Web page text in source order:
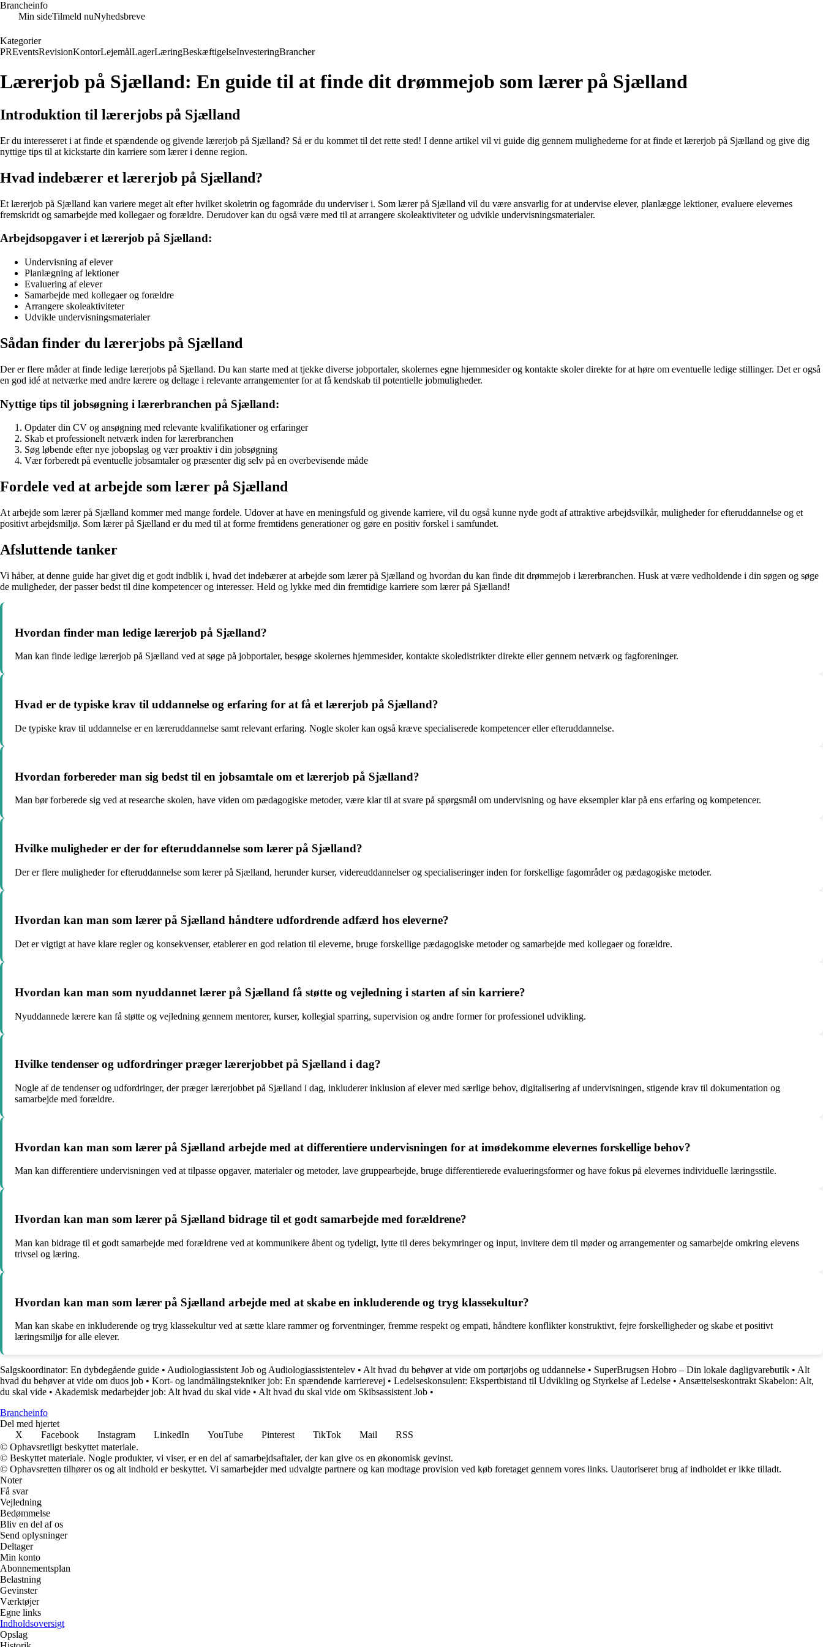
Brancheinfo
Min sideTilmeld nuNyhedsbreve
Kategorier
PREventsRevisionKontorLejemålLagerLæringBeskæftigelseInvesteringBrancher
Lærerjob på Sjælland: En guide til at finde dit drømmejob som lærer på Sjælland
Introduktion til lærerjobs på Sjælland
Er du interesseret i at finde et spændende og givende lærerjob på Sjælland? Så er du kommet til det rette sted! I denne artikel vil vi guide dig gennem mulighederne for at finde et lærerjob på Sjælland og give dig
nyttige tips til at kickstarte din karriere som lærer i denne region.
Hvad indebærer et lærerjob på Sjælland?
Et lærerjob på Sjælland kan variere meget alt efter hvilket skoletrin og fagområde du underviser i. Som lærer på Sjælland vil du være ansvarlig for at undervise elever, planlægge lektioner, evaluere elevernes
fremskridt og samarbejde med kollegaer og forældre. Derudover kan du også være med til at arrangere skoleaktiviteter og udvikle undervisningsmaterialer.
Arbejdsopgaver i et lærerjob på Sjælland:
Undervisning af elever
Planlægning af lektioner
Evaluering af elever
Samarbejde med kollegaer og forældre
Arrangere skoleaktiviteter
Udvikle undervisningsmaterialer
Sådan finder du lærerjobs på Sjælland
Der er flere måder at finde ledige lærerjobs på Sjælland. Du kan starte med at tjekke diverse jobportaler, skolernes egne hjemmesider og kontakte skoler direkte for at høre om eventuelle ledige stillinger. Det er også
en god idé at netværke med andre lærere og deltage i relevante arrangementer for at få kendskab til potentielle jobmuligheder.
Nyttige tips til jobsøgning i lærerbranchen på Sjælland:
Opdater din CV og ansøgning med relevante kvalifikationer og erfaringer
Skab et professionelt netværk inden for lærerbranchen
Søg løbende efter nye jobopslag og vær proaktiv i din jobsøgning
Vær forberedt på eventuelle jobsamtaler og præsenter dig selv på en overbevisende måde
Fordele ved at arbejde som lærer på Sjælland
At arbejde som lærer på Sjælland kommer med mange fordele. Udover at have en meningsfuld og givende karriere, vil du også kunne nyde godt af attraktive arbejdsvilkår, muligheder for efteruddannelse og et
positivt arbejdsmiljø. Som lærer på Sjælland er du med til at forme fremtidens generationer og gøre en positiv forskel i samfundet.
Afsluttende tanker
Vi håber, at denne guide har givet dig et godt indblik i, hvad det indebærer at arbejde som lærer på Sjælland og hvordan du kan finde dit drømmejob i lærerbranchen. Husk at være vedholdende i din søgen og søge
de muligheder, der passer bedst til dine kompetencer og interesser. Held og lykke med din fremtidige karriere som lærer på Sjælland!
Hvordan finder man ledige lærerjob på Sjælland?
Man kan finde ledige lærerjob på Sjælland ved at søge på jobportaler, besøge skolernes hjemmesider, kontakte skoledistrikter direkte eller gennem netværk og fagforeninger.
Hvad er de typiske krav til uddannelse og erfaring for at få et lærerjob på Sjælland?
De typiske krav til uddannelse er en læreruddannelse samt relevant erfaring. Nogle skoler kan også kræve specialiserede kompetencer eller efteruddannelse.
Hvordan forbereder man sig bedst til en jobsamtale om et lærerjob på Sjælland?
Man bør forberede sig ved at researche skolen, have viden om pædagogiske metoder, være klar til at svare på spørgsmål om undervisning og have eksempler klar på ens erfaring og kompetencer.
Hvilke muligheder er der for efteruddannelse som lærer på Sjælland?
Der er flere muligheder for efteruddannelse som lærer på Sjælland, herunder kurser, videreuddannelser og specialiseringer inden for forskellige fagområder og pædagogiske metoder.
Hvordan kan man som lærer på Sjælland håndtere udfordrende adfærd hos eleverne?
Det er vigtigt at have klare regler og konsekvenser, etablerer en god relation til eleverne, bruge forskellige pædagogiske metoder og samarbejde med kollegaer og forældre.
Hvordan kan man som nyuddannet lærer på Sjælland få støtte og vejledning i starten af sin karriere?
Nyuddannede lærere kan få støtte og vejledning gennem mentorer, kurser, kollegial sparring, supervision og andre former for professionel udvikling.
Hvilke tendenser og udfordringer præger lærerjobbet på Sjælland i dag?
Nogle af de tendenser og udfordringer, der præger lærerjobbet på Sjælland i dag, inkluderer inklusion af elever med særlige behov, digitalisering af undervisningen, stigende krav til dokumentation og
samarbejde med forældre.
Hvordan kan man som lærer på Sjælland arbejde med at differentiere undervisningen for at imødekomme elevernes forskellige behov?
Man kan differentiere undervisningen ved at tilpasse opgaver, materialer og metoder, lave gruppearbejde, bruge differentierede evalueringsformer og have fokus på elevernes individuelle læringsstile.
Hvordan kan man som lærer på Sjælland bidrage til et godt samarbejde med forældrene?
Man kan bidrage til et godt samarbejde med forældrene ved at kommunikere åbent og tydeligt, lytte til deres bekymringer og input, invitere dem til møder og arrangementer og samarbejde omkring elevens
trivsel og læring.
Hvordan kan man som lærer på Sjælland arbejde med at skabe en inkluderende og tryg klassekultur?
Man kan skabe en inkluderende og tryg klassekultur ved at sætte klare rammer og forventninger, fremme respekt og empati, håndtere konflikter konstruktivt, fejre forskelligheder og skabe et positivt
læringsmiljø for alle elever.
Salgskoordinator: En dybdegående guide • Audiologiassistent Job og Audiologiassistentelev • Alt hvad du behøver at vide om portørjobs og uddannelse • SuperBrugsen Hobro – Din lokale dagligvarebutik • Alt
hvad du behøver at vide om duos job • Kort- og landmålingstekniker job: En spændende karrierevej • Ledelseskonsulent: Ekspertbistand til Udvikling og Styrkelse af Ledelse • Ansættelseskontrakt Skabelon: Alt,
du skal vide • Akademisk medarbejder job: Alt hvad du skal vide • Alt hvad du skal vide om Skibsassistent Job •
Brancheinfo
Del med hjertet
X
Facebook Instagram LinkedIn YouTube Pinterest TikTok Mail
RSS
© Ophavsretligt beskyttet materiale.
© Beskyttet materiale. Nogle produkter, vi viser, er en del af samarbejdsaftaler, der kan give os en økonomisk gevinst.
© Ophavsretten tilhører os og alt indhold er beskyttet. Vi samarbejder med udvalgte partnere og kan modtage provision ved køb foretaget gennem vores links. Uautoriseret brug af indholdet er ikke tilladt.
Noter
Få svar
Vejledning
Bedømmelse
Bliv en del af os
Send oplysninger
Deltager
Min konto
Abonnementsplan
Belastning
Gevinster
Værktøjer
Egne links
Indholdsoversigt
Opslag